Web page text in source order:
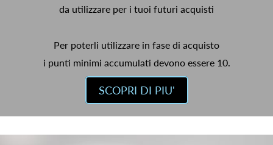
da utilizzare per i tuoi futuri acquisti
Per poterli utilizzare in fase di acquisto
i punti minimi accumulati devono essere 10.
SCOPRI DI PIU'